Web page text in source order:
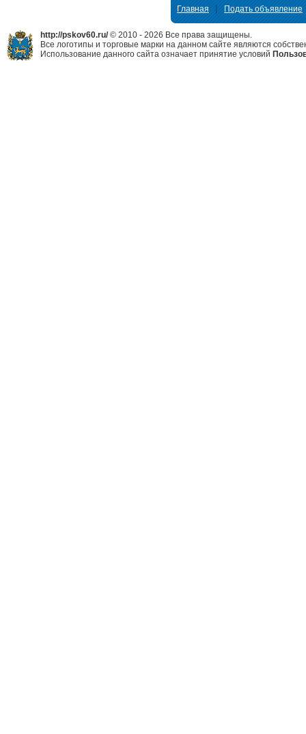
Главная | Подать объявление
http://pskov60.ru/© 2010 - 2026 Все права защищены.
Все логотипы и торговые марки на данном сайте являются
Использование данного сайта означает принятие условий